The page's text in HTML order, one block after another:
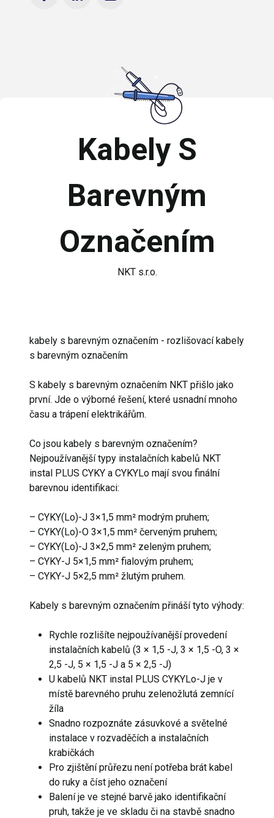
Kabely S
Barevným
Označením
NKT s.r.o.
kabely s barevným označením - rozlišovací kabely
s barevným označením
S kabely s barevným označením NKT přišlo jako
první. Jde o výborné řešení, které usnadní mnoho
času a trápení elektrikářům.
Co jsou kabely s barevným označením?
Nejpoužívanější typy instalačních kabelů NKT
instal PLUS CYKY a CYKYLo mají svou finální
barevnou identifikaci:
– CYKY(Lo)-J 3×1,5 mm² modrým pruhem;
– CYKY(Lo)-O 3×1,5 mm² červeným pruhem;
– CYKY(Lo)-J 3×2,5 mm² zeleným pruhem;
– CYKY-J 5×1,5 mm² fialovým pruhem;
– CYKY-J 5×2,5 mm² žlutým pruhem.
Kabely s barevným označením přináší tyto výhody:
Rychle rozlišíte nejpoužívanější provedení
instalačních kabelů (3 × 1,5 -J, 3 × 1,5 -O, 3 ×
2,5 -J, 5 × 1,5 -J a 5 × 2,5 -J)
U kabelů NKT instal PLUS CYKYLo-J je v
místě barevného pruhu zelenožlutá zemnící
žíla
Snadno rozpoznáte zásuvkové a světelné
instalace v rozvaděčích a instalačních
krabičkách
Pro zjištění průřezu není potřeba brát kabel
do ruky a číst jeho označení
Balení je ve stejné barvě jako identifikační
pruh, takže je ve skladu či na stavbě snadno